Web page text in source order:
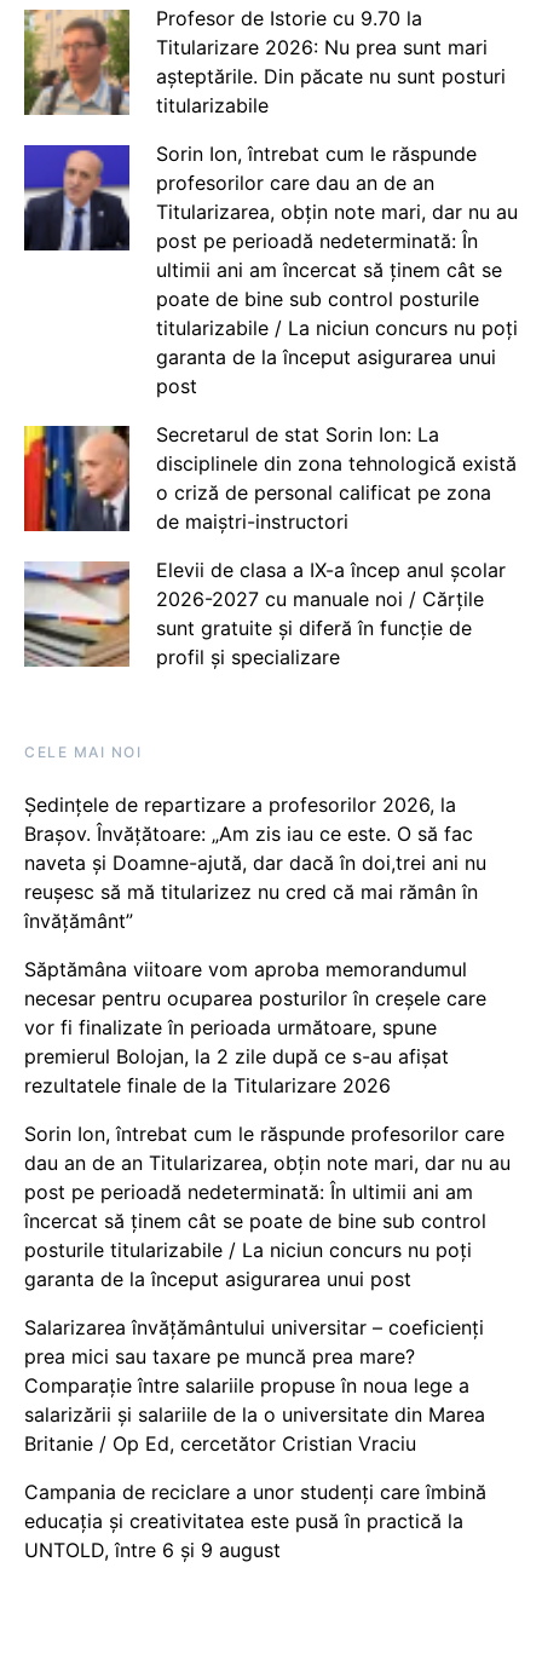
Profesor de Istorie cu 9.70 la
Titularizare 2026: Nu prea sunt mari
așteptările. Din păcate nu sunt posturi
titularizabile
Sorin Ion, întrebat cum le răspunde
profesorilor care dau an de an
Titularizarea, obțin note mari, dar nu au
post pe perioadă nedeterminată: În
ultimii ani am încercat să ținem cât se
poate de bine sub control posturile
titularizabile / La niciun concurs nu poți
garanta de la început asigurarea unui
post
Secretarul de stat Sorin Ion: La
disciplinele din zona tehnologică există
o criză de personal calificat pe zona
de maiștri-instructori
Elevii de clasa a IX-a încep anul școlar
2026-2027 cu manuale noi / Cărțile
sunt gratuite și diferă în funcție de
profil și specializare
CELE MAI NOI
Ședințele de repartizare a profesorilor 2026, la
Brașov. Învățătoare: „Am zis iau ce este. O să fac
naveta și Doamne-ajută, dar dacă în doi,trei ani nu
reușesc să mă titularizez nu cred că mai rămân în
învățământ”
Săptămâna viitoare vom aproba memorandumul
necesar pentru ocuparea posturilor în creșele care
vor fi finalizate în perioada următoare, spune
premierul Bolojan, la 2 zile după ce s-au afișat
rezultatele finale de la Titularizare 2026
Sorin Ion, întrebat cum le răspunde profesorilor care
dau an de an Titularizarea, obțin note mari, dar nu au
post pe perioadă nedeterminată: În ultimii ani am
încercat să ținem cât se poate de bine sub control
posturile titularizabile / La niciun concurs nu poți
garanta de la început asigurarea unui post
Salarizarea învățământului universitar – coeficienți
prea mici sau taxare pe muncă prea mare?
Comparație între salariile propuse în noua lege a
salarizării și salariile de la o universitate din Marea
Britanie / Op Ed, cercetător Cristian Vraciu
Campania de reciclare a unor studenți care îmbină
educația și creativitatea este pusă în practică la
UNTOLD, între 6 și 9 august